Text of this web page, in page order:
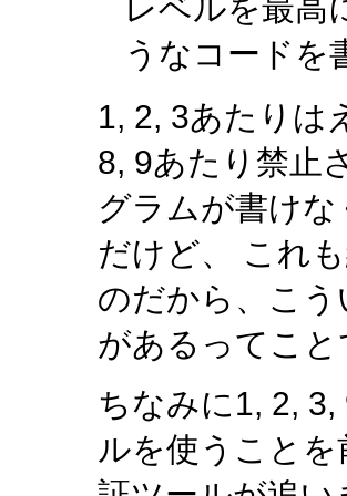
レベルを最高
うなコードを
1, 2, 3あたりは
8, 9あたり禁止
グラムが書け
だけど、 これ
のだから、こ
があるってこ
ちなみに1, 2,
ルを使うこと